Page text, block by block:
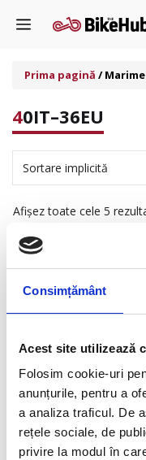
Consimțământ
Acest site utilizează
Folosim cookie-uri
anunțurile, pentru a
a analiza traficul. De
rețele sociale, de
privire la modul în
Menu
Prima pagină / Marime
40IT–36EU
Afișez toate cele 5
Femei|Jachete și veste
Geacă AREAS 2G
Femei |Jachete și veste
Geacă PELETTE 2G